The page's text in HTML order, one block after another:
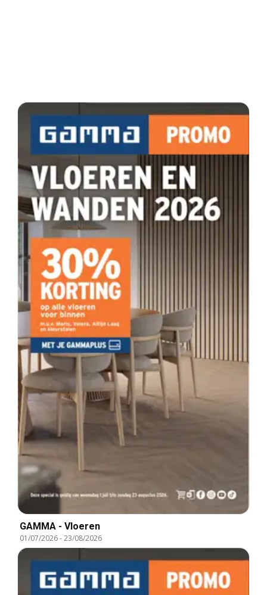
GAMMA - Vloeren
01/07/2026-23/08/2026